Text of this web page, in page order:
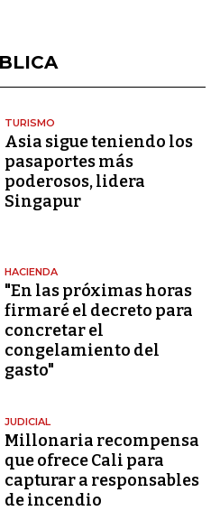
TURISMO
Asia sigue teniendo los
pasaportes más
poderosos, lidera
Singapur
HACIENDA
"En las próximas horas
firmaré el decreto para
concretar el
congelamiento del
gasto"
JUDICIAL
Millonaria recompensa
que ofrece Cali para
capturar a responsables
de incendio